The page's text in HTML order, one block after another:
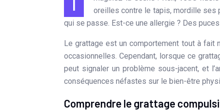
oreilles contre le tapis, mordille ses
qui se passe. Est-ce une allergie ? Des
Le grattage est un comportement tout à fait
occasionnelles. Cependant, lorsque ce
peut signaler un problème sous-jacent, et
conséquences néfastes sur le bien-être
Comprendre le grattage